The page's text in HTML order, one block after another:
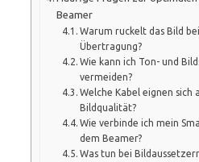
Beamer
Warum ruckelt das Bild
Übertragung?
Wie kann ich Ton- und
vermeiden?
Welche Kabel eignen sich
Bildqualität?
Wie verbinde ich mein
dem Beamer?
Was tun bei